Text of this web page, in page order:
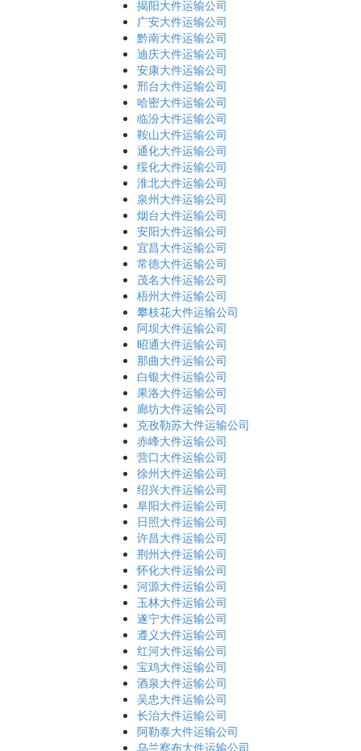
揭阳大件运输公司
广安大件运输公司
黔南大件运输公司
迪庆大件运输公司
安康大件运输公司
邢台大件运输公司
哈密大件运输公司
临汾大件运输公司
鞍山大件运输公司
通化大件运输公司
绥化大件运输公司
淮北大件运输公司
泉州大件运输公司
烟台大件运输公司
安阳大件运输公司
宜昌大件运输公司
常德大件运输公司
茂名大件运输公司
梧州大件运输公司
攀枝花大件运输公司
阿坝大件运输公司
昭通大件运输公司
那曲大件运输公司
白银大件运输公司
果洛大件运输公司
廊坊大件运输公司
克孜勒苏大件运输公司
赤峰大件运输公司
营口大件运输公司
徐州大件运输公司
绍兴大件运输公司
阜阳大件运输公司
日照大件运输公司
许昌大件运输公司
荆州大件运输公司
怀化大件运输公司
河源大件运输公司
玉林大件运输公司
遂宁大件运输公司
遵义大件运输公司
红河大件运输公司
宝鸡大件运输公司
酒泉大件运输公司
吴忠大件运输公司
长治大件运输公司
阿勒泰大件运输公司
乌兰察布大件运输公司